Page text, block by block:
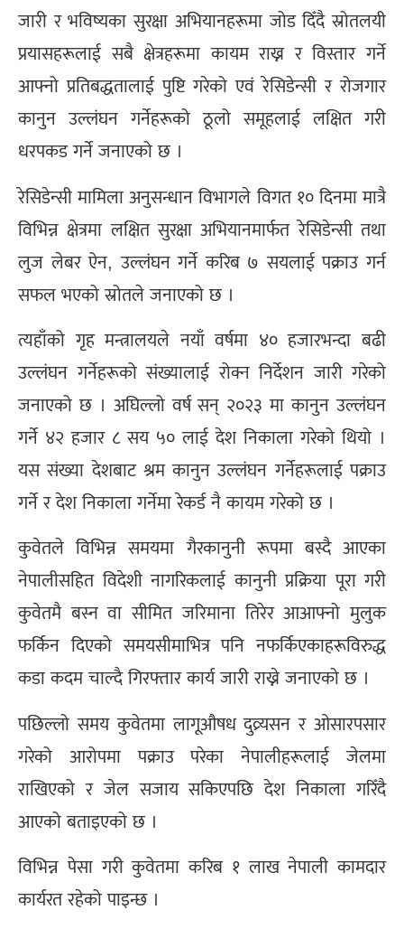
जारी र भविष्यका सुरक्षा अभियानहरूमा जोड दिँदै स्रोतलयी
प्रयासहरूलाई सबै क्षेत्रहरूमा कायम राख्न र विस्तार गर्ने
आफ्नो प्रतिबद्धतालाई पुष्टि गरेको एवं रेसिडेन्सी र रोजगार
कानुन उल्लंघन गर्नेहरूको ठूलो समूहलाई लक्षित गरी
धरपकड गर्ने जनाएको छ ।
रेसिडेन्सी मामिला अनुसन्धान विभागले विगत १० दिनमा मात्रै
विभिन्न क्षेत्रमा लक्षित सुरक्षा अभियानमार्फत रेसिडेन्सी तथा
लुज लेबर ऐन, उल्लंघन गर्ने करिब ७ सयलाई पक्राउ गर्न
सफल भएको स्रोतले जनाएको छ ।
त्यहाँको गृह मन्त्रालयले नयाँ वर्षमा ४० हजारभन्दा बढी
उल्लंघन गर्नेहरूको संख्यालाई रोक्न निर्देशन जारी गरेको
जनाएको छ । अघिल्लो वर्ष सन् २०२३ मा कानुन उल्लंघन
गर्ने ४२ हजार ८ सय ५० लाई देश निकाला गरेको थियो ।
यस संख्या देशबाट श्रम कानुन उल्लंघन गर्नेहरूलाई पक्राउ
गर्ने र देश निकाला गर्नेमा रेकर्ड नै कायम गरेको छ ।
कुवेतले विभिन्न समयमा गैरकानुनी रूपमा बस्दै आएका
नेपालीसहित विदेशी नागरिकलाई कानुनी प्रक्रिया पूरा गरी
कुवेतमै बस्न वा सीमित जरिमाना तिरेर आआफ्नो मुलुक
फर्किन दिएको समयसीमाभित्र पनि नफर्किएकाहरूविरुद्ध
कडा कदम चाल्दै गिरफ्तार कार्य जारी राख्ने जनाएको छ ।
पछिल्लो समय कुवेतमा लागूऔषध दुव्र्यसन र ओसारपसार
गरेको आरोपमा पक्राउ परेका नेपालीहरूलाई जेलमा
राखिएको र जेल सजाय सकिएपछि देश निकाला गरिँदै
आएको बताइएको छ ।
विभिन्न पेसा गरी कुवेतमा करिब १ लाख नेपाली कामदार
कार्यरत रहेको पाइन्छ ।